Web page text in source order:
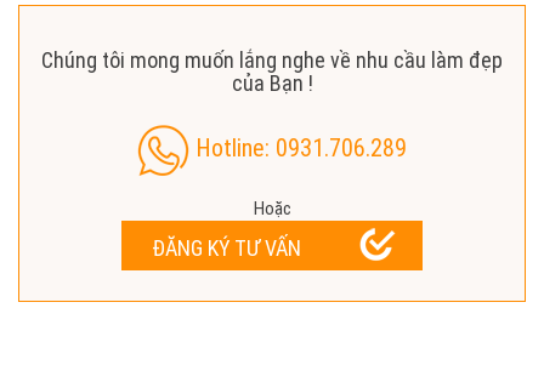
Chúng tôi mong muốn lắng nghe về nhu cầu làm đẹp
của Bạn !
Hotline: 0931.706.289
Hoặc
ĐĂNG KÝ TƯ VẤN